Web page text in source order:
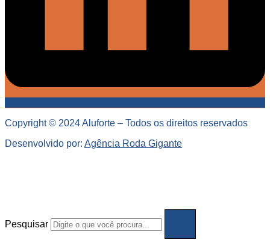
Copyright © 2024 Aluforte – Todos os direitos reservados
Desenvolvido por: Agência Roda Gigante
Pesquisar